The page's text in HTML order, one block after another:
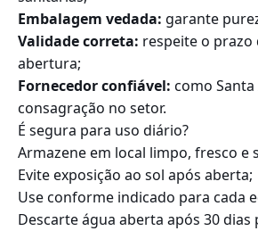
Embalagem vedada: garante
Validade correta: respeite o prazo
abertura;
Fornecedor confiável: como
consagração no setor.
É segura para uso diário?
Armazene em local limpo, fresco e
Evite exposição ao sol após aberta;
Use conforme indicado para cada
Descarte água aberta após 30 dias